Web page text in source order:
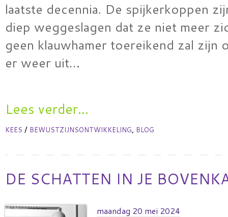
laatste decennia. De spijkerkoppen
diep weggeslagen dat ze niet meer
geen klauwhamer toereikend zal zijn
er weer uit…
Lees verder...
KEES / BEWUSTZIJNSONTWIKKELING, BLOG
DE SCHATTEN IN JE
maandag 20 mei 2024